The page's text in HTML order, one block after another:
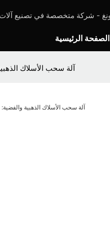
الصفحة الرئيسية
آلة سحب الأسلاك